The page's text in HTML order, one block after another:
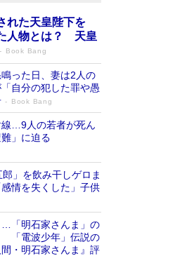
れた天皇陛下を
人物とは？ 天皇
Book Bang
鳴った日、妻は2人の
自分の犯した罪や愚
Book Bang
…9人の若者が死ん
」に迫る
」を飲み干しゲロま
情を失くした」子供
「明石家さんま」の
「電波少年」伝説の
・明石家さんま』評